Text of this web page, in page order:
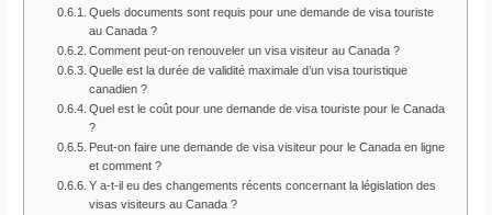
Quels documents sont requis pour une demande de visa touriste
au Canada ?
Comment peut-on renouveler un visa visiteur au Canada ?
Quelle est la durée de validité maximale d’un visa touristique
canadien ?
Quel est le coût pour une demande de visa touriste pour le Canada
?
Peut-on faire une demande de visa visiteur pour le Canada en ligne
et comment ?
Y a-t-il eu des changements récents concernant la législation des
visas visiteurs au Canada ?